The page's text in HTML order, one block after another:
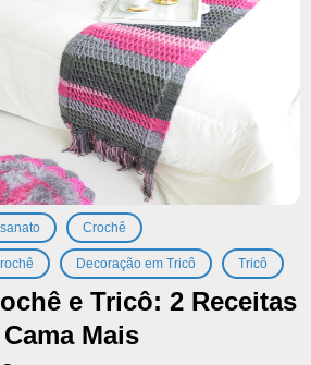
, Crochê ,
, Decoração em Tricô , Tricô
e Tricô: 2 Receitas
Mais